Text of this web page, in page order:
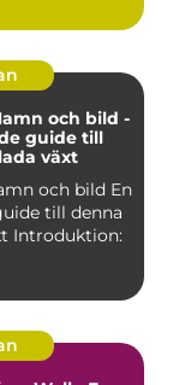
och bild -
guide till
växt
och bild En
till denna